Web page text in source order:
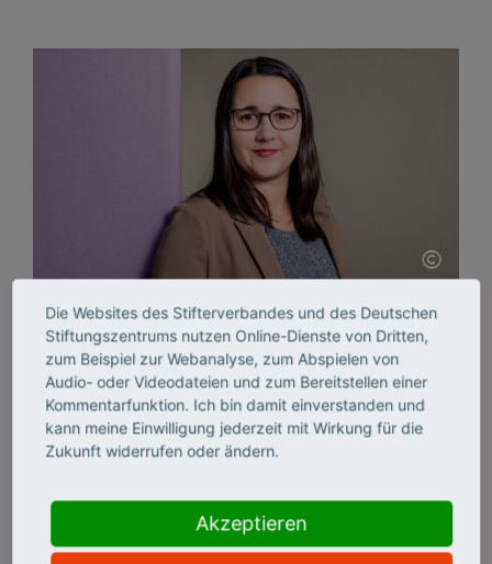
©
Laura Maria Kulik
ist Programmassistentin des Fokusthemas
"Science Entrepreneurship und Transfer entwickeln"
im Stifterverband.
T 030 322982-313
Die Websites des Stifterverbandes und des Deutschen
Stiftungszentrums nutzen Online-Dienste von Dritten,
zum Beispiel zur Webanalyse, zum Abspielen von
Audio- oder Videodateien und zum Bereitstellen einer
Kommentarfunktion. Ich bin damit einverstanden und
kann meine Einwilligung jederzeit mit Wirkung für die
Zukunft widerrufen oder ändern.
Akzeptieren